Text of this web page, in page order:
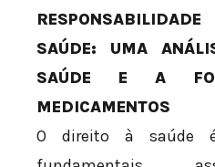
SAÚDE: UMA
SAÚDE E A
MEDICAMENTOS
O direito à saúde